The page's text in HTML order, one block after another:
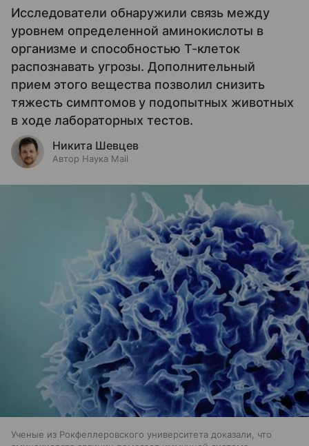
Исследователи обнаружили связь между
уровнем определенной аминокислоты в
организме и способностью Т-клеток
распознавать угрозы. Дополнительный
прием этого вещества позволил снизить
тяжесть симптомов у подопытных животных
в ходе лабораторных тестов.
Никита Шевцев
Автор Наука Mail
Ученые из Рокфеллеровского университета доказали, что